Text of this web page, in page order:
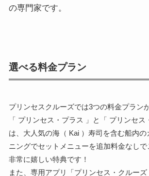
の専門家です。
選べる料金プラン
プリンセスクルーズでは3つの料金プラン
「 プリンセス・プラス 」と「 プリンセ
は、大人気の海（ Kai ）寿司を含む船内の
ニングでセットメニューを追加料金なし
非常に嬉しい特典です！
また、専用アプリ「プリンセス・クルー